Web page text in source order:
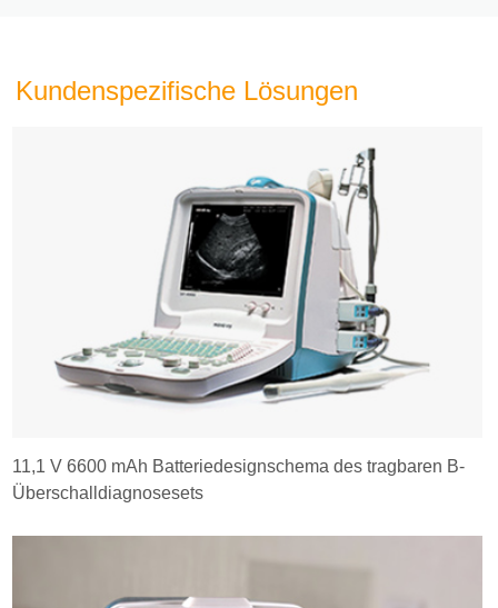
Kundenspezifische Lösungen
11,1 V 6600 mAh Batteriedesignschema des tragbaren B-
Überschalldiagnosesets